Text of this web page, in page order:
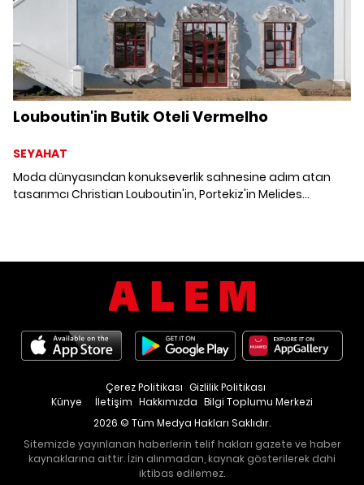
Louboutin'in Butik Oteli Vermelho
SEYAHAT
Moda dünyasından konukseverlik sahnesine adım atan
tasarımcı Christian Louboutin'in, Portekiz'in Melides
Künye İletişim Hakkımızda Bilgi Toplumu Merkezi
Çerez Politikası Gizlilik Politikası
2026 © Tüm Medya Hakları Saklıdır.
Sitemizde yayınlanan haberlerin telif hakları gazete ve haber
kaynaklarına aittir. İzin alınmadan, kaynak gösterilerek dahi
iktibas edilemez.